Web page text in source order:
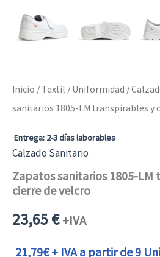
Inicio / Textil / Uniformidad /
sanitarios 1805-LM transpirables y
Entrega: 2-3 días laborables
Calzado Sanitario
Zapatos sanitarios 1805-LM
cierre de velcro
23,65€ +IVA
21,79€ + IVA a partir de 9